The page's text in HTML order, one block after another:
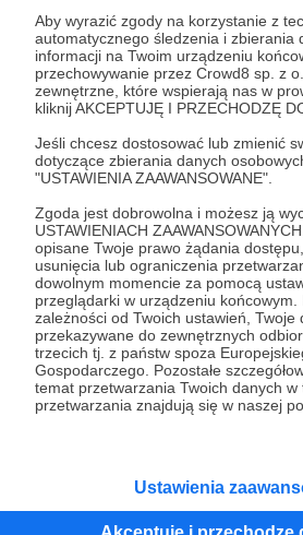
Aby wyrazić zgody na korzystanie z
automatycznego śledzenia i zbierania
informacji na Twoim urządzeniu
przechowywanie przez Crowd8 sp. z
zewnętrzne, które wspierają nas w
kliknij AKCEPTUJĘ I PRZECHODZĘ
Jeśli chcesz dostosować lub zmienić
dotyczące zbierania danych
"USTAWIENIA ZAAWANSOWANE".
Zgoda jest dobrowolna i możesz ją
USTAWIENIACH
opisane Twoje prawo żądania
usunięcia lub ograniczenia
dowolnym momencie za pomocą
przeglądarki w urządzeniu końcowym.
zależności od Twoich ustawień, Twoje
przekazywane do zewnętrznych
trzecich tj. z państw spoza
Gospodarczego. Pozostałe
temat przetwarzania Twoich danych w
przetwarzania znajdują się w naszej
Ustawienia
Czy na pewno chcesz
Tak, przejdź do
Pozostań na
Kategorie
O Patronite
Dodatkowe produkty
Pomoc
RegulaminPolityka prywatności